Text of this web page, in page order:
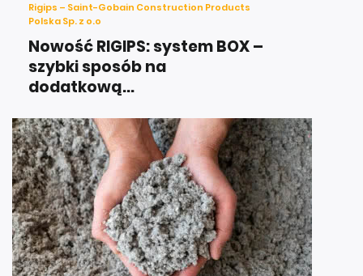
Rigips – Saint-Gobain Construction Products
Polska Sp. z o.o
Nowość RIGIPS: system BOX –
szybki sposób na
dodatkową...